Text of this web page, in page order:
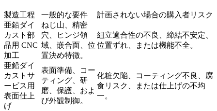
製造工程 一般的な要件
計画されない場合の購入者リスク
亜鉛ダイ
カスト部
品用 CNC
加工
ねじ山、精密
穴、ヒンジ領
域、嵌合面、位
置決め特徴。
組立適合性の不良、締結不安定、
位置ずれ、または機能不全。
亜鉛ダイ
カストサ
ービス用
表面仕上
げ
表面準備、コー
ティング、研
磨、保護、およ
び外観制御。
化粧欠陥、コーティング不良、腐
食リスク、または仕上げの不均
一。